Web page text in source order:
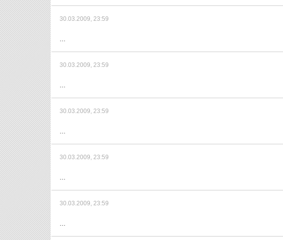
30.03.2009, 23:59
30.03.2009, 23:59
30.03.2009, 23:59
30.03.2009, 23:59
30.03.2009, 23:59